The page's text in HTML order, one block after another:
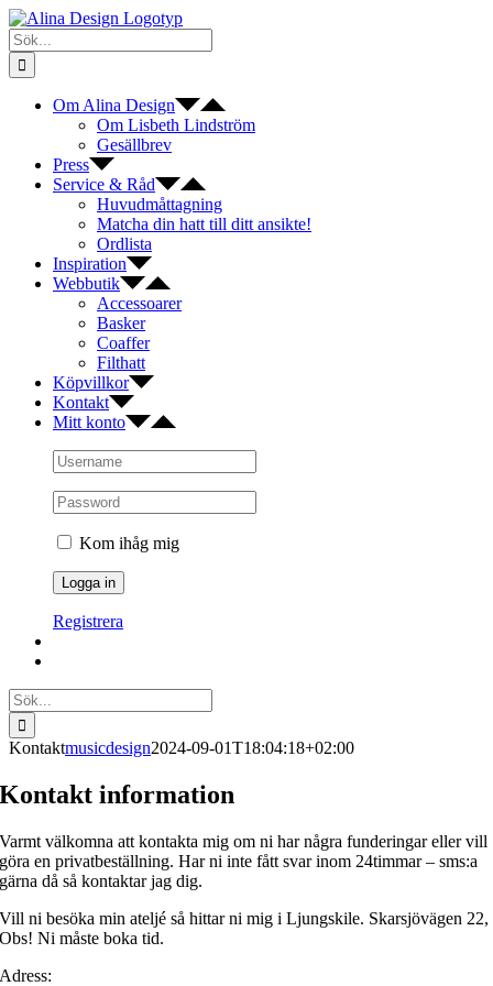
Fortsätt
till
innehållet
Sök
efter:
Om Alina Design
Om Lisbeth Lindström
Gesällbrev
Press
Service & Råd
Huvudmåttagning
Matcha din hatt till ditt ansikte!
Ordlista
Inspiration
Webbutik
Accessoarer
Basker
Coaffer
Filthatt
Köpvillkor
Kontakt
Mitt konto
Kom ihåg mig
Registrera
Sök
efter:
Kontaktmusicdesign2024-09-01T18:04:18+02:00
Kontakt information
Varmt välkomna att kontakta mig om ni har några funderingar eller vill
göra en privatbeställning. Har ni inte fått svar inom 24timmar – sms:a
gärna då så kontaktar jag dig.
Vill ni besöka min ateljé så hittar ni mig i Ljungskile. Skarsjövägen 22,
Obs! Ni måste boka tid.
Adress: